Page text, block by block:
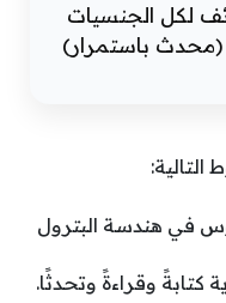
لكل الجنسيات
(محدث باستمرار)
في هندسة البترول
كتابةً وقراءةً وتحدثًا.